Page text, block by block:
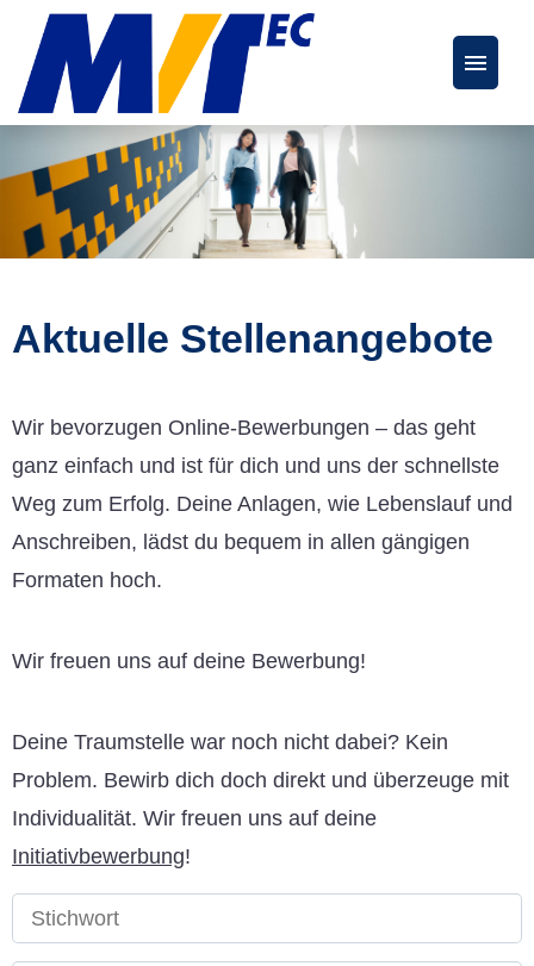
Deutsch Englisch
Stellenangebote
FAQs
Karriereseite
Aktuelle Stellenangebote
Wir bevorzugen Online-Bewerbungen – das geht
ganz einfach und ist für dich und uns der schnellste
Weg zum Erfolg. Deine Anlagen, wie Lebenslauf und
Anschreiben, lädst du bequem in allen gängigen
Formaten hoch.
Wir freuen uns auf deine Bewerbung!
Deine Traumstelle war noch nicht dabei? Kein
Problem. Bewirb dich doch direkt und überzeuge mit
Individualität. Wir freuen uns auf deine
Initiativbewerbung!